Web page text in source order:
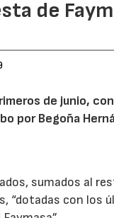
de
de junio,
por Begoña
sumados al
“dotadas con los